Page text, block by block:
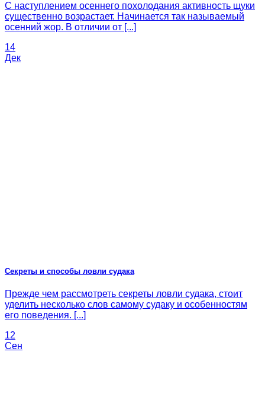
С наступлением осеннего похолодания активность щуки
существенно возрастает. Начинается так называемый
осенний жор. В отличии от [...]
14
Дек
Секреты и способы ловли судака
Прежде чем рассмотреть секреты ловли судака, стоит
уделить несколько слов самому судаку и особенностям
его поведения. [...]
12
Сен